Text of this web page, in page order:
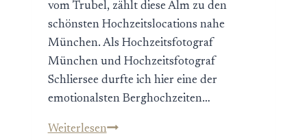
vom Trubel, zählt diese Alm zu den
schönsten Hochzeitslocations nahe
München. Als Hochzeitsfotograf
München und Hochzeitsfotograf
Schliersee durfte ich hier eine der
emotionalsten Berghochzeiten…
WeiterlesenBerghochzeit